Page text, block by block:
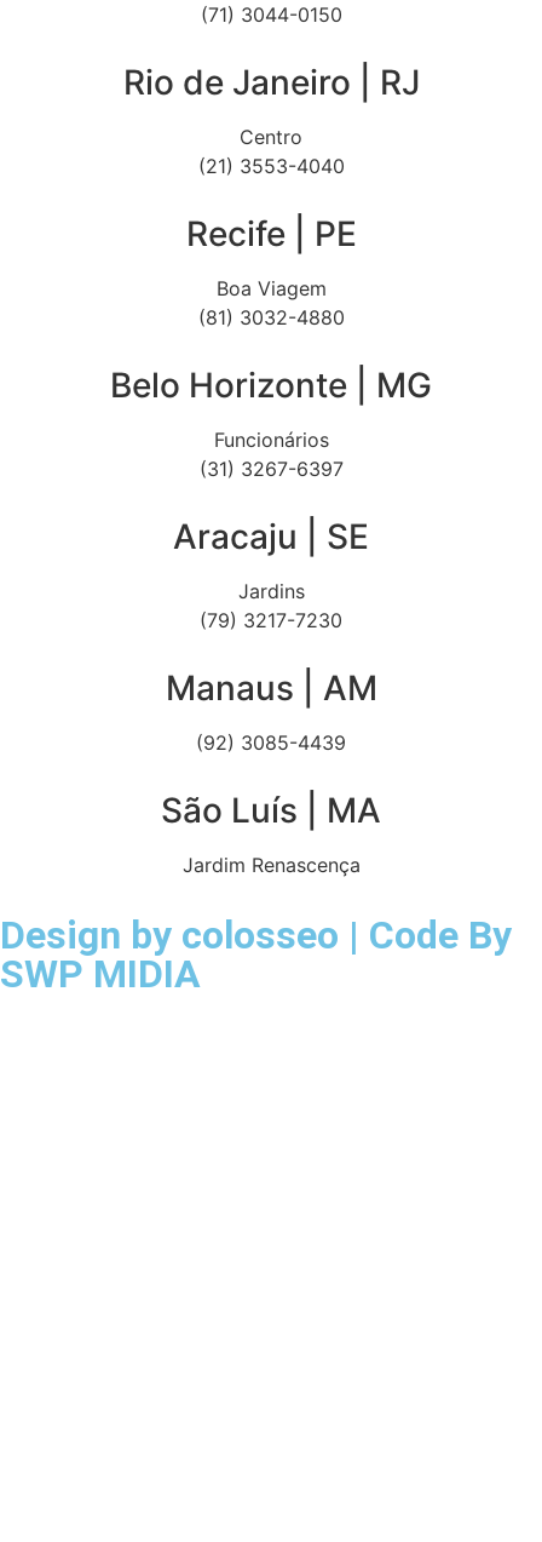
(71) 3044-0150
Rio de Janeiro | RJ
Centro
(21) 3553-4040
Recife | PE
Boa Viagem
(81) 3032-4880
Belo Horizonte | MG
Funcionários
(31) 3267-6397
Aracaju | SE
Jardins
(79) 3217-7230
Manaus | AM
(92) 3085-4439
São Luís | MA
Jardim Renascença
Design by colosseo | Code By
SWP MIDIA